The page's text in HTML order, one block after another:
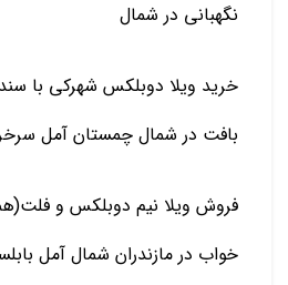
نگهبانی در شمال
خرید ویلا دوبلکس شهرکی با
بافت در شمال چمستان آمل
خواب در مازندران شمال آمل